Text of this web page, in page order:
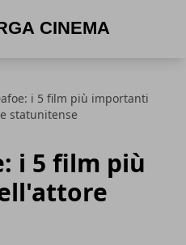
i 5 film più importanti
statunitense
i 5 film più